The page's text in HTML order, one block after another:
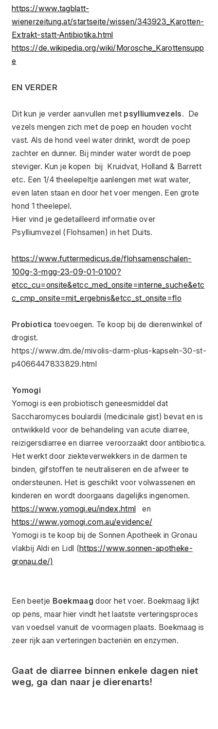
https://www.tagblatt-
wienerzeitung.at/startseite/wissen/343923_Karotten-
Extrakt-statt-Antibiotika.html
https://de.wikipedia.org/wiki/Morosche_Karottensupp
e
EN VERDER
Dit kun je verder aanvullen met psylliumvezels.  De
vezels mengen zich met de poep en houden vocht
vast. Als de hond veel water drinkt, wordt de poep
zachter en dunner. Bij minder water wordt de poep
steviger. Kun je kopen  bij  Kruidvat, Holland & Barrett
etc. Een 1/4 theelepeltje aanlengen met wat water,
even laten staan en door het voer mengen. Een grote
hond 1 theelepel.
Hier vind je gedetailleerd informatie over
Psylliumvezel (Flohsamen) in het Duits.
https://www.futtermedicus.de/flohsamenschalen-
100g-3-mgg-23-09-01-0100?
etcc_cu=onsite&etcc_med_onsite=interne_suche&etc
c_cmp_onsite=mit_ergebnis&etcc_st_onsite=flo
Probiotica toevoegen. Te koop bij de dierenwinkel of
drogist.
https://www.dm.de/mivolis-darm-plus-kapseln-30-st-
p4066447833829.html
Yomogi
Yomogi is een probiotisch geneesmiddel dat
Saccharomyces boulardii (medicinale gist) bevat en is
ontwikkeld voor de behandeling van acute diarree,
reizigersdiarree en diarree veroorzaakt door antibiotica.
Het werkt door ziekteverwekkers in de darmen te
binden, gifstoffen te neutraliseren en de afweer te
ondersteunen. Het is geschikt voor volwassenen en
kinderen en wordt doorgaans dagelijks ingenomen.
https://www.yomogi.eu/index.html
en
https://www.yomogi.com.au/evidence/
Yomogi is te koop bij de Sonnen Apotheek in Gronau
vlakbij Aldi en Lidl (https://www.sonnen-apotheke-
gronau.de/)
Een beetje Boekmaag door het voer. Boekmaag lijkt
op pens, maar hier vindt het laatste verteringsproces
van voedsel vanuit de voormagen plaats. Boekmaag is
zeer rijk aan verteringen bacteriën en enzymen.
Gaat de diarree binnen enkele dagen niet
weg, ga dan naar je dierenarts!